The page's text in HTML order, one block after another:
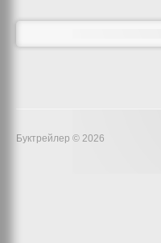
Буктрейлер © 2026